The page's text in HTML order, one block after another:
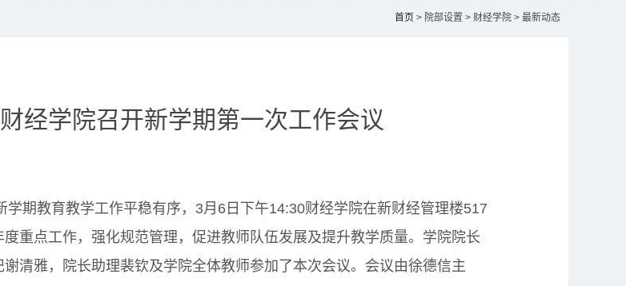
首页 > 院部设置 > 财经学院 > 最新动态
经学院召开新学期第一次工作会议
教育教学工作平稳有序，3月6日下午14:30财经学院在新财经管理楼517
重点工作，强化规范管理，促进教师队伍发展及提升教学质量。学院院长
清雅，院长助理裴钦及学院全体教师参加了本次会议。会议由徐德信主